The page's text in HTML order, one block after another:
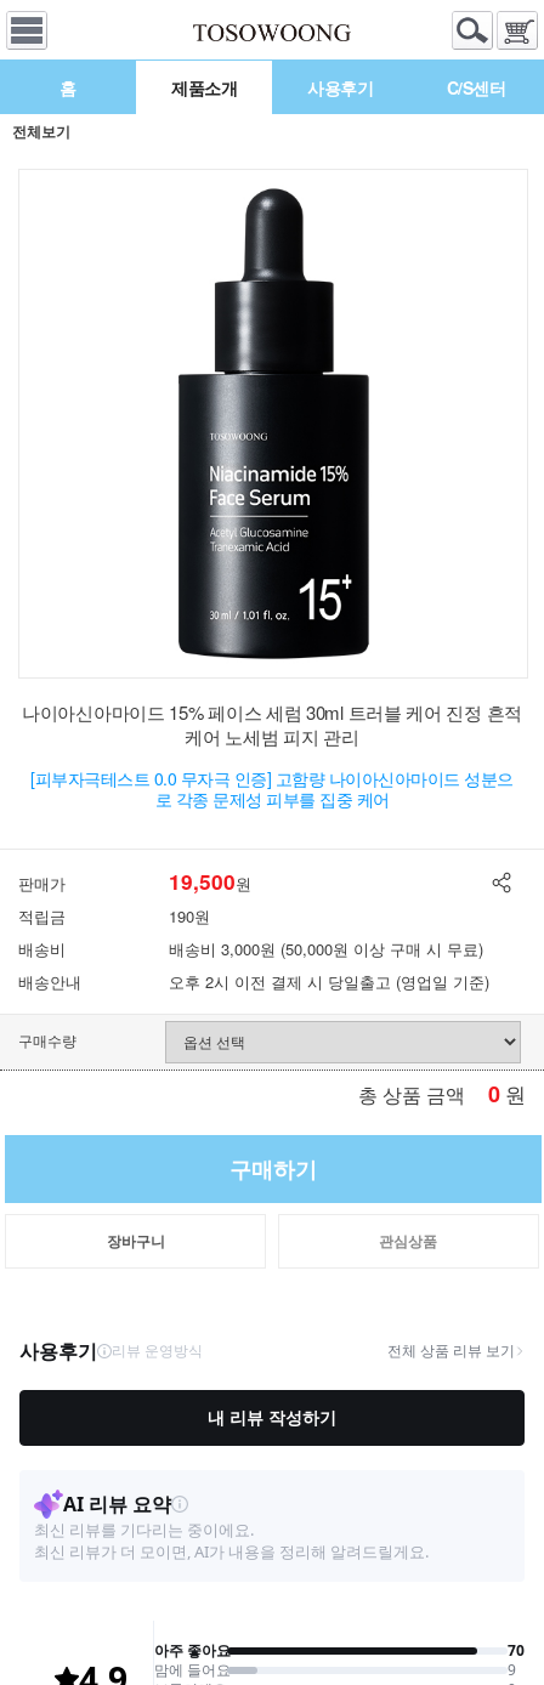
홈 제품소개 사용후기 C/S센터
전체보기
나이아신아마이드 15% 페이스 세럼 30ml 트러블 케어 진정 흔적
케어 노세범 피지 관리
[피부자극테스트 0.0 무자극 인증] 고함량 나이아신아마이드 성분으
로 각종 문제성 피부를 집중 케어
판매가 19,500원
적립금
190원
배송비
배송비 3,000원 (50,000원 이상 구매 시 무료)
배송안내
오후 2시 이전 결제 시 당일출고 (영업일 기준)
구매수량
총 상품 금액 0 원
구매하기
장바구니 관심상품